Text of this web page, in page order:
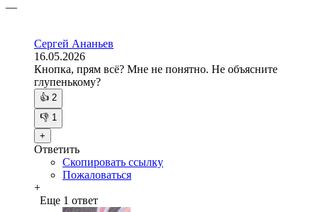
—
Сергей Ананьев
16.05.2026
Кнопка, прям всё? Мне не понятно. Не объясните
глупенькому?
👍 2
👎 1
+
Ответить
Скопировать ссылку
Пожаловаться
+
Еще 1 ответ